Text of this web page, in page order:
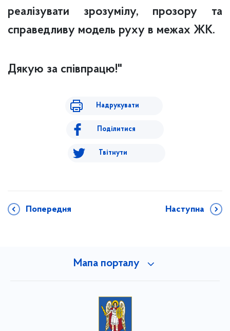
реалізувати зрозумілу, прозору та
справедливу модель руху в межах ЖК.
Дякую за співпрацю!"
Надрукувати
Поділитися
Твітнути
Попередня Наступна
Мапа порталу